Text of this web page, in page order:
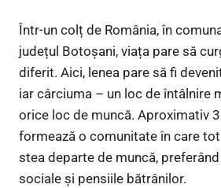
Într-un colț de România, în
județul Botoșani, viața pare să
diferit. Aici, lenea pare să fi
iar cârciuma – un loc de întâlnire
orice loc de muncă. Aproximativ
formează o comunitate în care
stea departe de muncă,
sociale și pensiile bătrânilor.